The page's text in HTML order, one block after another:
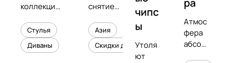
и
л
о
в
коллекция
предметны
м
дизайнеро
Стулья
Диваны
снятие
и
увлажне
ние
Азия
Скидки до 50%
чипс
ы
Утоля
ют
ра
Атмос
фера
абсол